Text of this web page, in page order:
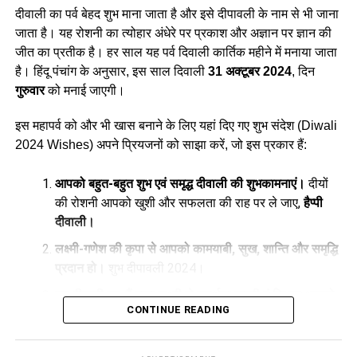
मिनट तक चलेगा। उदयातिथि के चलते अन्नकूट पूजा 02 नवंबर को मनाई
जाएगी।
दीवाली का पर्व बेहद शुभ माना जाता है और इसे दीपावली के नाम से भी जाना
जाता है। यह रोशनी का त्योहार अंधेरे पर प्रकाश और अज्ञान पर ज्ञान की
जीत का प्रतीक है। हर साल यह पर्व दिवाली कार्तिक महीने में मनाया जाता
है। हिंदू पंचांग के अनुसार, इस साल दिवाली 31 अक्टूबर 2024, दिन
गुरुवारको मनाई जाएगी।
इस महापर्व को और भी खास बनाने के लिए यहां दिए गए शुभ संदेश (Diwali
2024 Wishes) अपने प्रियजनों को साझा करें, जो इस प्रकार हैं:
आपको बहुत-बहुत शुभ एवं समृद्ध दीवाली की शुभकामनाएं। दीयों
की रोशनी आपको खुशी और सफलता की राह पर ले जाए,हैप्पी
दीवाली।
लक्ष्मी-गणेश की कृपा से आपको कामयाबी, सुख, शान्ति और समृद्धि
इस दीवाली पर, मैं माता लक्ष्मी से प्रार्थना करती हूं कि वह आपको
धन, स्वास्थ्य और खुशी प्रदान करें।आप और आपका परिवार
CONTINUE READING